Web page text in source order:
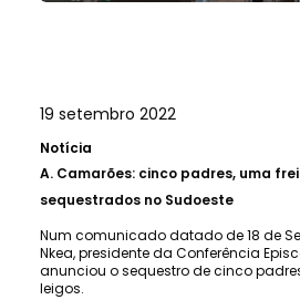
19 setembro 2022
Notícia
A. Camarões: cinco padres, uma
sequestrados no Sudoeste
Num comunicado datado de 18 de
Nkea, presidente da Conferência
anunciou o sequestro de cinco
leigos.